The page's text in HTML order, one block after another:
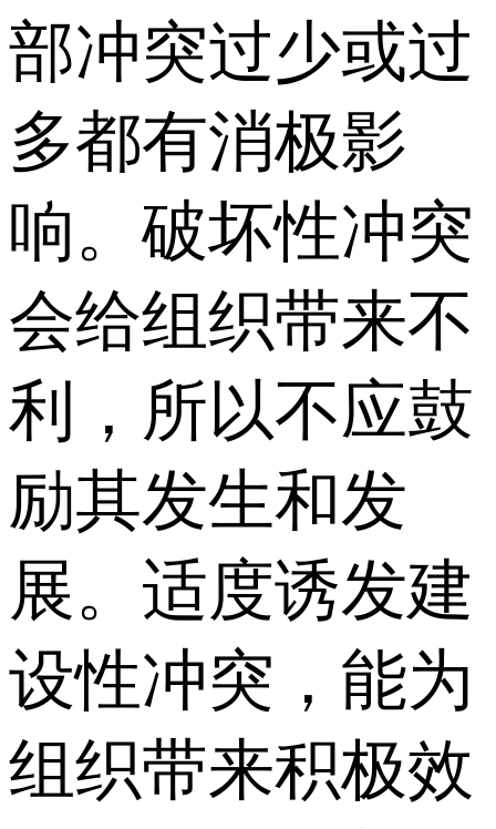
部冲突过少或过
多都有消极影
响。破坏性冲突
会给组织带来不
利，所以不应鼓
励其发生和发
展。适度诱发建
设性冲突，能为
组织带来积极效